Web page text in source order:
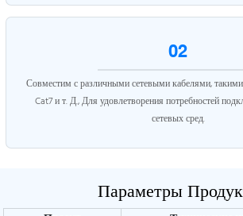
02
Совместим с различными сетевыми кабелями,
Cat7 и т. Д., Для удовлетворения потребностей
сетевых сред.
Параметры